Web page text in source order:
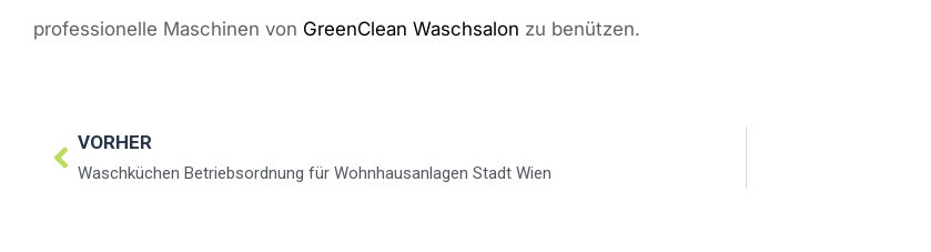
professionelle Maschinen von GreenClean Waschsalon zu benützen.
VORHER
Waschküchen Betriebsordnung für Wohnhausanlagen Stadt Wien